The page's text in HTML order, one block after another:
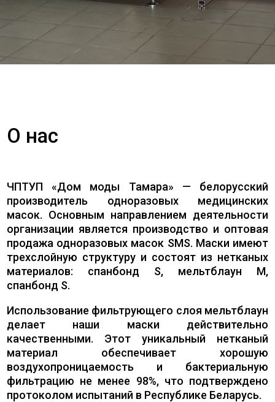
О нас
ЧПТУП «Дом моды Тамара» — белорусский
производитель одноразовых медицинских
масок. Основным направлением деятельности
организации является производство и оптовая
продажа одноразовых масок SMS. Маски имеют
трехслойную структуру и состоят из нетканых
материалов: спанбонд S, мельтблаун M,
спанбонд S.
Использование фильтрующего слоя мельтблаун
делает наши маски действительно
качественными. Этот уникальный нетканый
материал обеспечивает хорошую
воздухопроницаемость и бактериальную
фильтрацию не менее 98%, что подтверждено
протоколом испытаний в Республике Беларусь.